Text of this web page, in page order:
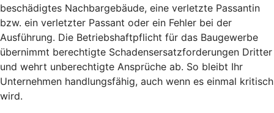
beschädigtes Nachbargebäude, eine verletzte Passantin
bzw. ein verletzter Passant oder ein Fehler bei der
Ausführung. Die Betriebshaftpflicht für das Baugewerbe
übernimmt berechtigte Schadensersatzforderungen Dritter
und wehrt unberechtigte Ansprüche ab. So bleibt Ihr
Unternehmen handlungsfähig, auch wenn es einmal kritisch
wird.